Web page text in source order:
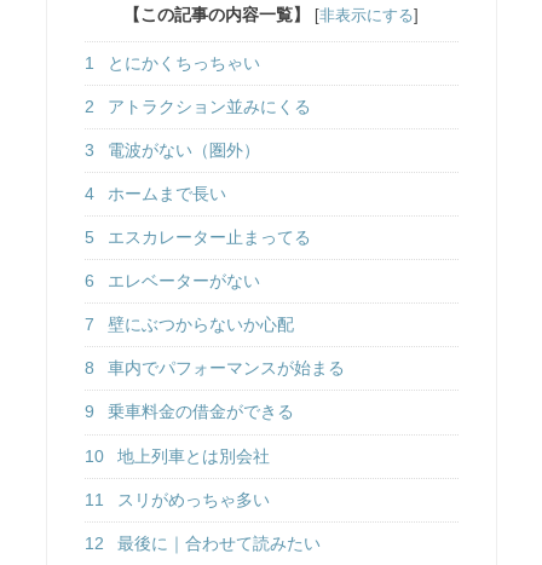
【この記事の内容一覧】 非表示にする
1 とにかくちっちゃい
2 アトラクション並みにくる
3 電波がない（圏外）
4 ホームまで長い
5 エスカレーター止まってる
6 エレベーターがない
7 壁にぶつからないか心配
8 車内でパフォーマンスが始まる
9 乗車料金の借金ができる
10 地上列車とは別会社
11 スリがめっちゃ多い
12 最後に｜合わせて読みたい